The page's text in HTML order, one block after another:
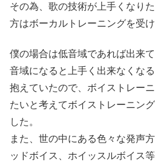
その為、歌の技術が上手くなり
方はボーカルトレーニングを受
僕の場合は低音域であれば出来
音域になると上手く出来なくな
抱えていたので、ボイストレー
たいと考えてボイストレーニン
した。
また、世の中にある色々な発声
ッドボイス、ホイッスルボイス